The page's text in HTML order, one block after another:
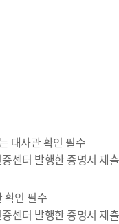
대사관 확인 필수
센터 발행한 증명서 제
확인 필수
센터 발행한 증명서 제